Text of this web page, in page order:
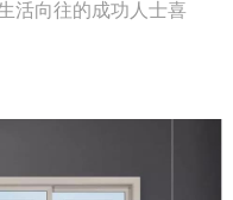
活向往的成功人士喜